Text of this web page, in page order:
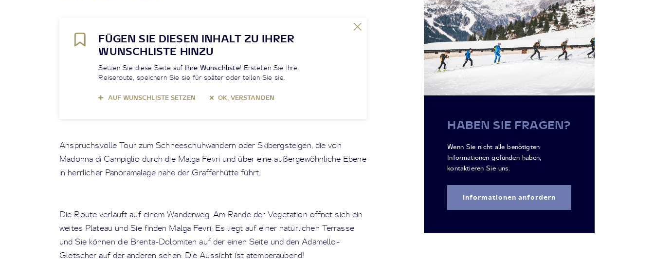
FÜGEN SIE DIESEN INHALT ZU IHRER
WUNSCHLISTE HINZU
Setzen Sie diese Seite auf Ihre Wunschliste! Erstellen Sie Ihre
Reiseroute, speichern Sie sie für später oder teilen Sie sie.
AUF WUNSCHLISTE SETZEN OK, VERSTANDEN
Anspruchsvolle Tour zum Schneeschuhwandern oder Skibergsteigen, die von
Madonna di Campiglio durch die Malga Fevri und über eine außergewöhnliche Ebene
in herrlicher Panoramalage nahe der Grafferhütte führt.
Die Route verläuft auf einem Wanderweg. Am Rande der Vegetation öffnet sich ein
weites Plateau und Sie finden Malga Fevri; Es liegt auf einer natürlichen Terrasse
und Sie können die Brenta-Dolomiten auf der einen Seite und den Adamello-
Gletscher auf der anderen sehen. Die Aussicht ist atemberaubend!
HABEN SIE FRAGEN?
Wenn Sie nicht alle benötigten
Informationen gefunden haben,
kontaktieren Sie uns.
Informationen anfordern